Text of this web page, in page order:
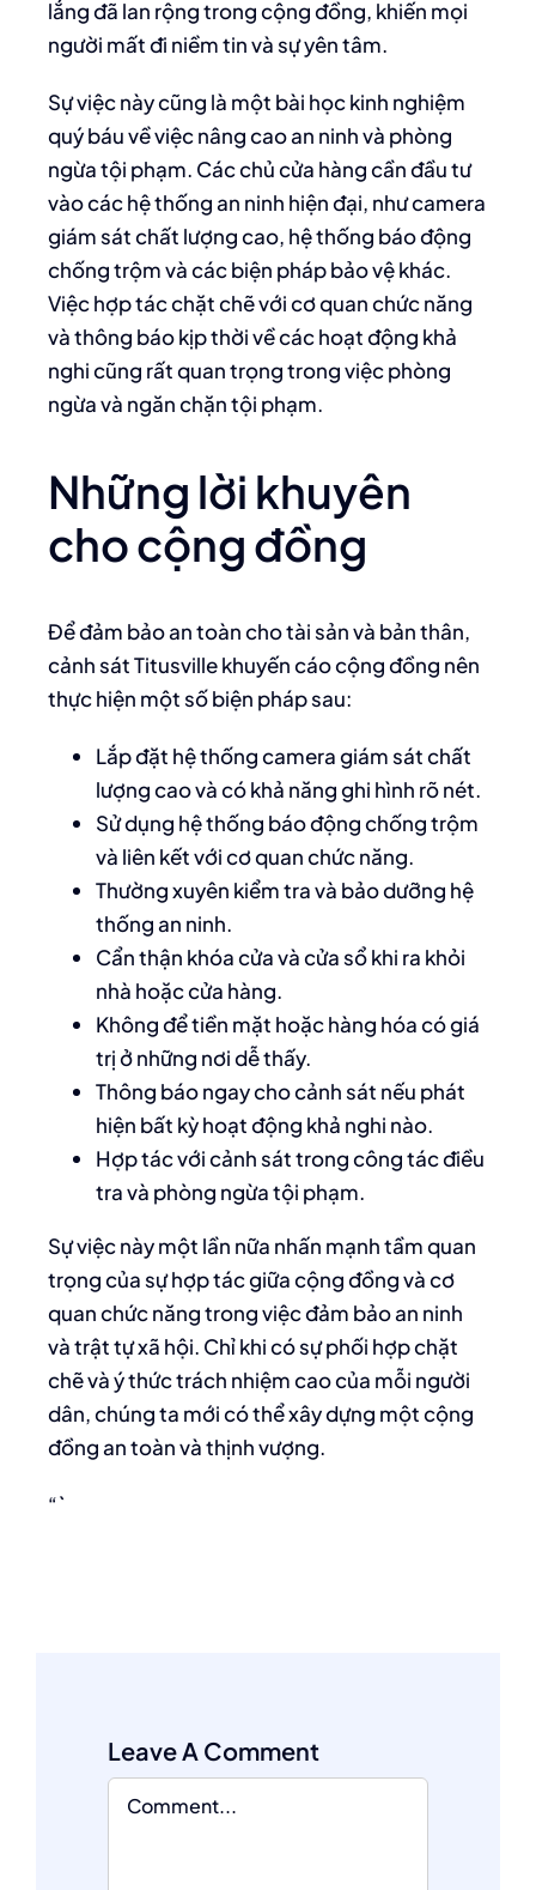
lắng đã lan rộng trong cộng đồng, khiến mọi
người mất đi niềm tin và sự yên tâm.
Sự việc này cũng là một bài học kinh nghiệm
quý báu về việc nâng cao an ninh và phòng
ngừa tội phạm. Các chủ cửa hàng cần đầu tư
vào các hệ thống an ninh hiện đại, như camera
giám sát chất lượng cao, hệ thống báo động
chống trộm và các biện pháp bảo vệ khác.
Việc hợp tác chặt chẽ với cơ quan chức năng
và thông báo kịp thời về các hoạt động khả
nghi cũng rất quan trọng trong việc phòng
ngừa và ngăn chặn tội phạm.
Những lời khuyên
cho cộng đồng
Để đảm bảo an toàn cho tài sản và bản thân,
cảnh sát Titusville khuyến cáo cộng đồng nên
thực hiện một số biện pháp sau:
Lắp đặt hệ thống camera giám sát chất
lượng cao và có khả năng ghi hình rõ nét.
Sử dụng hệ thống báo động chống trộm
và liên kết với cơ quan chức năng.
Thường xuyên kiểm tra và bảo dưỡng hệ
thống an ninh.
Cẩn thận khóa cửa và cửa sổ khi ra khỏi
nhà hoặc cửa hàng.
Không để tiền mặt hoặc hàng hóa có giá
trị ở những nơi dễ thấy.
Thông báo ngay cho cảnh sát nếu phát
hiện bất kỳ hoạt động khả nghi nào.
Hợp tác với cảnh sát trong công tác điều
tra và phòng ngừa tội phạm.
Sự việc này một lần nữa nhấn mạnh tầm quan
trọng của sự hợp tác giữa cộng đồng và cơ
quan chức năng trong việc đảm bảo an ninh
và trật tự xã hội. Chỉ khi có sự phối hợp chặt
chẽ và ý thức trách nhiệm cao của mỗi người
dân, chúng ta mới có thể xây dựng một cộng
đồng an toàn và thịnh vượng.
“`
Leave A Comment
Comment